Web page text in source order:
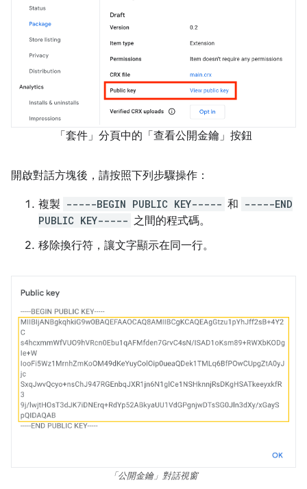
「套件」分頁中的「查看公開金鑰」按鈕
開啟對話方塊後，請按照下列步驟操作：
複製 -----BEGIN PUBLIC KEY----- 和 -----END
PUBLIC KEY----- 之間的程式碼。
移除換行符，讓文字顯示在同一行。
「公開金鑰」對話視窗